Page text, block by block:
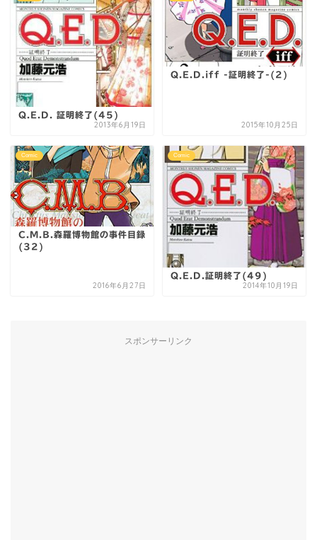
Q.E.D. 証明終了(45)
2013年6月19日
Q.E.D.iff -証明終了-(2)
2015年10月25日
Comic
C.M.B.森羅博物館の事件目録
(32)
2016年6月27日
Comic
Q.E.D.証明終了(49)
2014年10月19日
スポンサーリンク